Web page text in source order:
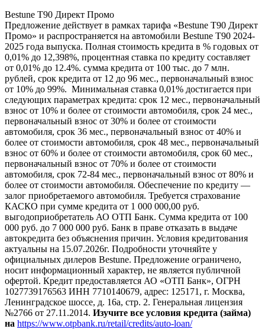
Bestune T90 Директ Промо
Предложение действует в рамках тарифа «Bestune T90 Директ
Промо» и распространяется на автомобили Bestune T90 2024-
2025 года выпуска. Полная стоимость кредита в % годовых от
0,01% до 12,398%, процентная ставка по кредиту составляет
от 0,01% до 12.4%. сумма кредита от 100 тыс. до 7 млн.
рублей, срок кредита от 12 до 96 мес., первоначальный взнос
от 10% до 99%. Минимальная ставка 0,01% достигается при
следующих параметрах кредита: срок 12 мес., первоначальный
взнос от 10% и более от стоимости автомобиля, срок 24 мес.,
первоначальный взнос от 30% и более от стоимости
автомобиля, срок 36 мес., первоначальный взнос от 40% и
более от стоимости автомобиля, срок 48 мес., первоначальный
взнос от 60% и более от стоимости автомобиля, срок 60 мес.,
первоначальный взнос от 70% и более от стоимости
автомобиля, срок 72-84 мес., первоначальный взнос от 80% и
более от стоимости автомобиля. Обеспечение по кредиту —
залог приобретаемого автомобиля. Требуется страхование
КАСКО при сумме кредита от 1 000 000,00 руб.
выгодоприобретатель АО ОТП Банк. Сумма кредита от 100
000 руб. до 7 000 000 руб. Банк в праве отказать в выдаче
автокредита без объяснения причин. Условия кредитования
актуальны на 15.07.2026г. Подробности уточняйте у
официальных дилеров Bestune. Предложение ограничено,
носит информационный характер, не является публичной
офертой. Кредит предоставляется АО «ОТП Банк», ОГРН
1027739176563 ИНН 7710140679, адрес: 125171, г. Москва,
Ленинградское шоссе, д. 16а, стр. 2. Генеральная лицензия
№2766 от 27.11.2014. Изучите все условия кредита (займа)
на https://www.otpbank.ru/retail/credits/auto-loan/